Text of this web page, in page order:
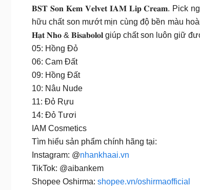
𝐁𝐒𝐓 𝐒𝐨𝐧 𝐊𝐞𝐦 𝐕𝐞𝐥𝐯𝐞𝐭 𝐈𝐀𝐌 𝐋𝐢𝐩 𝐂𝐫𝐞𝐚𝐦. Pick
hữu chất son mướt mịn cùng độ bền màu
𝐇𝐚̣𝐭 𝐍𝐡𝐨 & 𝐁𝐢𝐬𝐚𝐛𝐨𝐥𝐨𝐥 giúp chất son luôn giữ
05: Hồng Đỏ
06: Cam Đất
09: Hồng Đất
10: Nâu Nude
11: Đỏ Rựu
14: Đỏ Tươi
IAM Cosmetics
Tìm hiểu sản phẩm chính hãng tại:
Instagram: @nhankhaai.vn
TikTok: @aibankem
Shopee Oshirma: shopee.vn/oshirmaofficial